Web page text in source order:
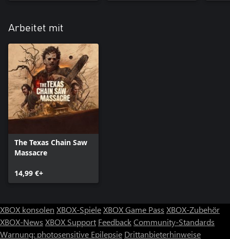
Arbeitet mit
The Texas Chain Saw
Massacre
14,99 €+
XBOX konsolen XBOX-SpieleXBOX Game Pass XBOX-Zubehör
XBOX-News XBOX Support FeedbackCommunity-Standards
Warnung: photosensitive Epilepsie Drittanbieterhinweise